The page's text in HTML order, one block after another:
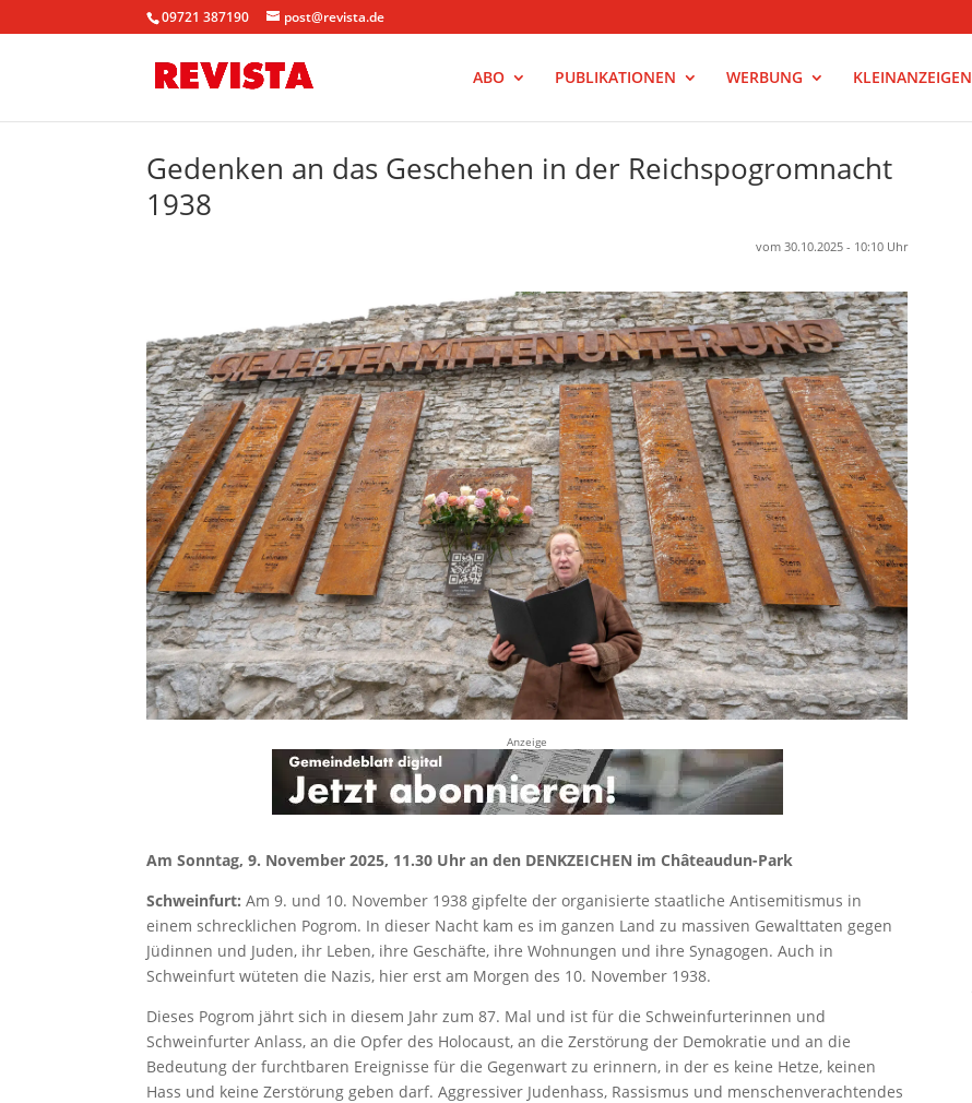
09721 387190 post@revista.de
ABO PUBLIKATIONEN WERBUNG KLEINANZEIGEN
Gedenken an das Geschehen in der Reichspogromnacht
1938
vom 30.10.2025 - 10:10 Uhr
Anzeige
Am Sonntag, 9. November 2025, 11.30 Uhr an den DENKZEICHEN im Châteaudun-Park
Schweinfurt: Am 9. und 10. November 1938 gipfelte der organisierte staatliche Antisemitismus in
einem schrecklichen Pogrom. In dieser Nacht kam es im ganzen Land zu massiven Gewalttaten gegen
Jüdinnen und Juden, ihr Leben, ihre Geschäfte, ihre Wohnungen und ihre Synagogen. Auch in
Schweinfurt wüteten die Nazis, hier erst am Morgen des 10. November 1938.
Dieses Pogrom jährt sich in diesem Jahr zum 87. Mal und ist für die Schweinfurterinnen und
Schweinfurter Anlass, an die Opfer des Holocaust, an die Zerstörung der Demokratie und an die
Bedeutung der furchtbaren Ereignisse für die Gegenwart zu erinnern, in der es keine Hetze, keinen
Hass und keine Zerstörung geben darf. Aggressiver Judenhass, Rassismus und menschenverachtendes